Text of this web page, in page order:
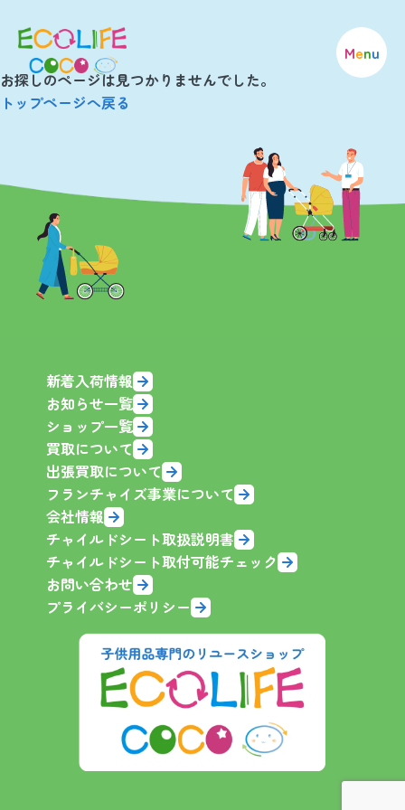
Menu
お探しのページは見つかりませんでした。
トップページへ戻る
新着入荷情報
お知らせ一覧
ショップ一覧
買取について
出張買取について
フランチャイズ事業について
会社情報
チャイルドシート取扱説明書
チャイルドシート取付可能チェック
お問い合わせ
プライバシーポリシー